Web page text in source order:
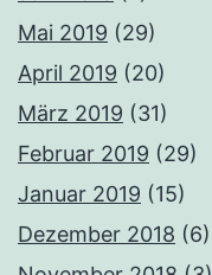
Mai 2019 (29)
April 2019 (20)
März 2019 (31)
Februar 2019 (29)
Januar 2019 (15)
Dezember 2018 (6)